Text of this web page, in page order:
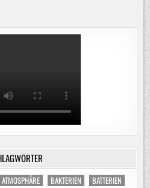
ATMOSPHÄRE BAKTERIEN
BATTERIEN